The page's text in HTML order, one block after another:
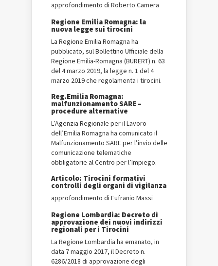
approfondimento di Roberto Camera
Regione Emilia Romagna: la
nuova legge sui tirocini
La Regione Emilia Romagna ha
pubblicato, sul Bollettino Ufficiale della
Regione Emilia-Romagna (BURERT) n. 63
del 4 marzo 2019, la legge n. 1 del 4
marzo 2019 che regolamenta i tirocini.
Reg.Emilia Romagna:
malfunzionamento SARE –
procedure alternative
L’Agenzia Regionale per il Lavoro
dell’Emilia Romagna ha comunicato il
Malfunzionamento SARE per l’invio delle
comunicazione telematiche
obbligatorie al Centro per l’Impiego.
Articolo: Tirocini formativi
controlli degli organi di vigilanza
approfondimento di Eufranio Massi
Regione Lombardia: Decreto di
approvazione dei nuovi indirizzi
regionali per i Tirocini
La Regione Lombardia ha emanato, in
data 7 maggio 2017, il Decreto n.
6286/2018 di approvazione degli